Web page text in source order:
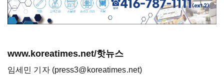
www.koreatimes.net/핫뉴스
임세민 기자 (press3@koreatimes.net)